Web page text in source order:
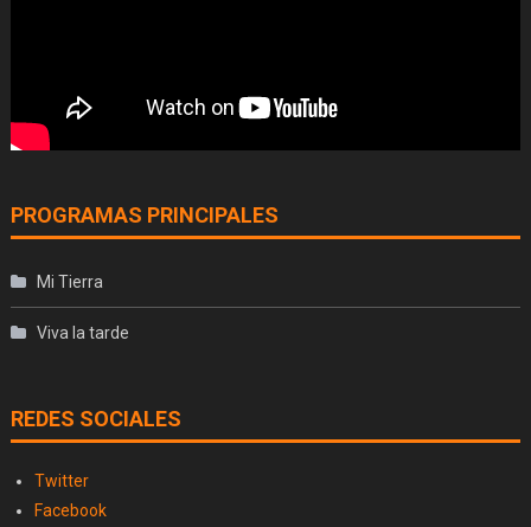
PROGRAMAS PRINCIPALES
Mi Tierra
Viva la tarde
REDES SOCIALES
Twitter
Facebook